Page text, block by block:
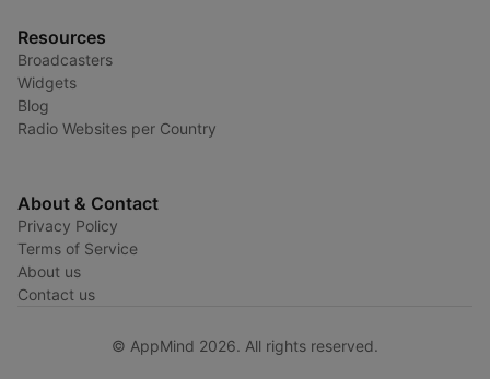
Resources
Broadcasters
Widgets
Blog
Radio Websites per Country
About & Contact
Privacy Policy
Terms of Service
About us
Contact us
© AppMind 2026. All rights reserved.